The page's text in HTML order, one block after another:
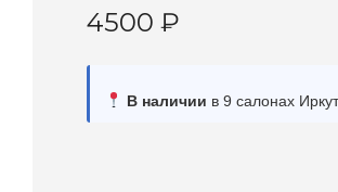
4500 ₽
В наличии в 9 салонах